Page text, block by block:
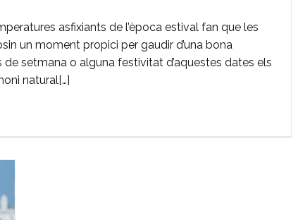
8
millors
rutes
de
asfixiants de l’època estival fan que les
un moment propici per gaudir d’una bona
setmana o alguna festivitat d’aquestes dates els
natural[…]